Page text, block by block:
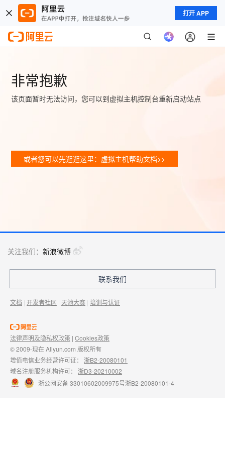
打开 APP
非常抱歉
该页面暂时无法访问，您可以到虚拟主机控制台重新启动站点
或者您可以先逛逛这里：虚拟主机帮助文档>>